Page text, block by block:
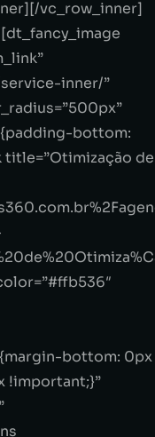
vc_row_inner]
inner/”
bottom:
de
bottom: 0px
!important;}”